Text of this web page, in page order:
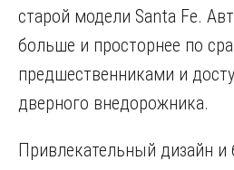
старой модели Santa Fe.
больше и просторнее по
предшественниками и
дверного внедорожника.
Привлекательный дизайн и